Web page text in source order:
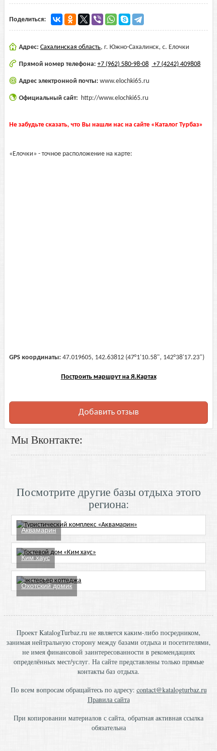
Поделиться:
Адрес: Сахалинская область, г. Южно-Сахалинск, с. Елочки
Прямой номер телефона: +7 (962) 580-98-08 +7 (4242) 409808
Адрес электронной почты: www.elochki65.ru
Официальный сайт: http://www.elochki65.ru
Не забудьте сказать, что Вы нашли нас на сайте «Каталог Турбаз»
«Елочки» - точное расположение на карте:
GPS координаты: 47.019605, 142.63812 (47°1'10.58", 142°38'17.23")
Построить маршрут на Я.Картах
Добавить отзыв
Мы Вконтакте:
Посмотрите другие базы отдыха этого
региона:
Аквамарин
Ким хаус
Охотский домик
Проект KatalogTurbaz.ru не является каким-либо посредником,
занимая нейтральную сторону между базами отдыха и посетителями,
не имея финансовой заинтересованности в рекомендациях
определённых мест/услуг. На сайте представлены только прямые
контакты баз отдыха.
По всем вопросам обращайтесь по адресу: contact@katalogturbaz.ru
Правила сайта
При копировании материалов с сайта, обратная активная ссылка
обязательна